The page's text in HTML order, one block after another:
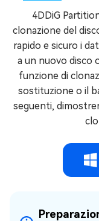
4DDiG
clonazione del
rapido e sicuro i
a un nuovo disco
funzione di
sostituzione o il
seguenti,